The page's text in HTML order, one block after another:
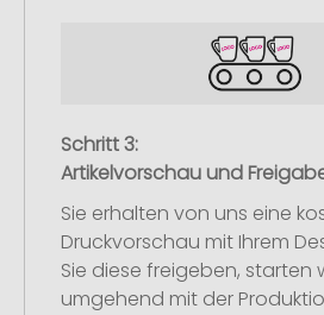
Schritt 3:
Artikelvorschau und
Sie erhalten von uns eine
Druckvorschau mit Ihrem
Sie diese freigeben, starten
umgehend mit der